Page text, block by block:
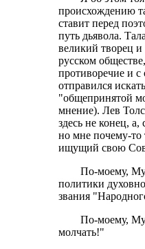
происхождению
ставит перед
путь дьявола.
великий творец
русском
противоречие и
отправился
"общепринятой
мнение). Лев
здесь не конец,
но мне почему-то
ищущий свою
По-моему,
политики
звания
По-моему,
молчать!"